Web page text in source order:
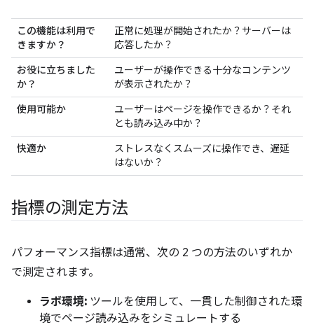
この機能は利用で
きますか？
正常に処理が開始されたか？サーバーは
応答したか？
お役に立ちました
か？
ユーザーが操作できる十分なコンテンツ
が表示されたか？
使用可能か
ユーザーはページを操作できるか？それ
とも読み込み中か？
快適か
ストレスなくスムーズに操作でき、遅延
はないか？
指標の測定方法
パフォーマンス指標は通常、次の 2 つの方法のいずれか
で測定されます。
ラボ環境: ツールを使用して、一貫した制御された環
境でページ読み込みをシミュレートする